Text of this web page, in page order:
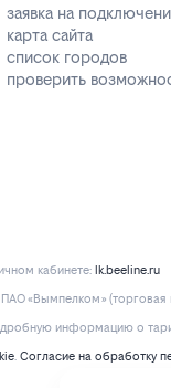
заявка на
карта сайта
список городов
проверить
кaбинeтe:
lk.beeline.ru
«Вымпелком»
информацию о
. Согласие на обработку